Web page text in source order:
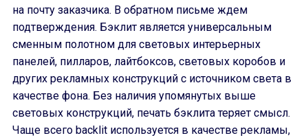
на почту заказчика. В обратном письме ждем
подтверждения. Бэклит является универсальным
сменным полотном для световых интерьерных
панелей, пилларов, лайтбоксов, световых коробов и
других рекламных конструкций с источником света в
качестве фона. Без наличия упомянутых выше
световых конструкций, печать бэклита теряет смысл.
Чаще всего backlit используется в качестве рекламы,